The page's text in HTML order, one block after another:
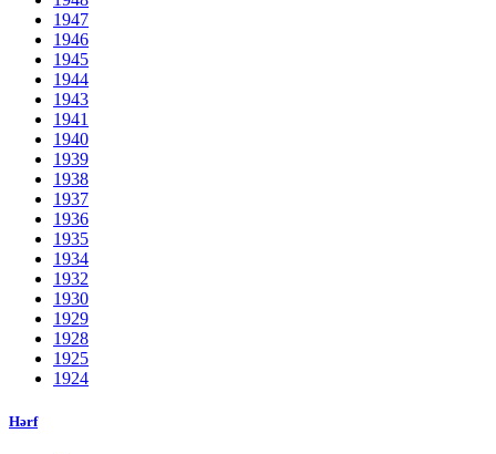
1947
1946
1945
1944
1943
1941
1940
1939
1938
1937
1936
1935
1934
1932
1930
1929
1928
1925
1924
Hərf